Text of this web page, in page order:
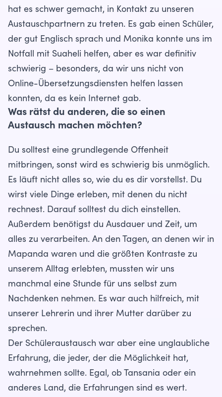
hat es schwer gemacht, in Kontakt zu unseren
Austauschpartnern zu treten. Es gab einen Schüler,
der gut Englisch sprach und Monika konnte uns im
Notfall mit Suaheli helfen, aber es war definitiv
schwierig – besonders, da wir uns nicht von
Online-Übersetzungsdiensten helfen lassen
konnten, da es kein Internet gab.
Was rätst du anderen, die so einen
Austausch machen möchten?
Du solltest eine grundlegende Offenheit
mitbringen, sonst wird es schwierig bis unmöglich.
Es läuft nicht alles so, wie du es dir vorstellst. Du
wirst viele Dinge erleben, mit denen du nicht
rechnest. Darauf solltest du dich einstellen.
Außerdem benötigst du Ausdauer und Zeit, um
alles zu verarbeiten. An den Tagen, an denen wir in
Mapanda waren und die größten Kontraste zu
unserem Alltag erlebten, mussten wir uns
manchmal eine Stunde für uns selbst zum
Nachdenken nehmen. Es war auch hilfreich, mit
unserer Lehrerin und ihrer Mutter darüber zu
sprechen.
Der Schüleraustausch war aber eine unglaubliche
Erfahrung, die jeder, der die Möglichkeit hat,
wahrnehmen sollte. Egal, ob Tansania oder ein
anderes Land, die Erfahrungen sind es wert.